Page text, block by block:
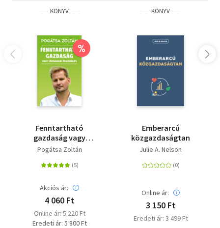
KÖNYV
%
Fenntartható
gazdaság vagy
társadalmi
Pogátsa Zoltán
Akciós ár:
4 060 Ft
Online ár: 5 220 Ft
Eredeti ár: 5 800 Ft
KÖNYV
Emberarcú
közgazdaságtan
Julie A. Nelson
Online ár:
3 150 Ft
Eredeti ár: 3 499 Ft